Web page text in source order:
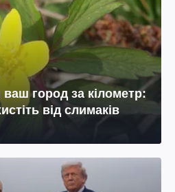
город за кілометр:
від слимаків